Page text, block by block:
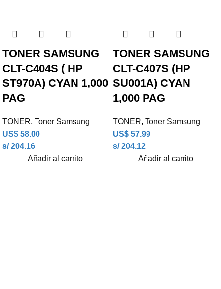
TONER SAMSUNG
CLT-C404S ( HP
ST970A) CYAN 1,000
PAG
TONER, Toner Samsung
US$ 58.00
s/ 204.16
Añadir al carrito
TONER SAMSUNG
CLT-C407S (HP
SU001A) CYAN
1,000 PAG
TONER, Toner Samsung
US$ 57.99
s/ 204.12
Añadir al carrito